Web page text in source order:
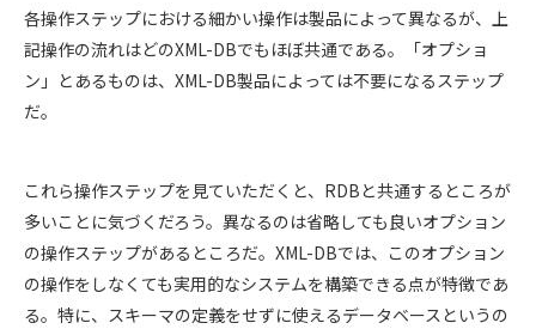
各操作ステップにおける細かい操作は製品によって異なるが、上
記操作の流れはどのXML-DBでもほぼ共通である。「オプショ
ン」とあるものは、XML-DB製品によっては不要になるステップ
だ。
これら操作ステップを見ていただくと、RDBと共通するところが
多いことに気づくだろう。異なるのは省略しても良いオプション
の操作ステップがあるところだ。XML-DBでは、このオプション
の操作をしなくても実用的なシステムを構築できる点が特徴であ
る。特に、スキーマの定義をせずに使えるデータベースというの